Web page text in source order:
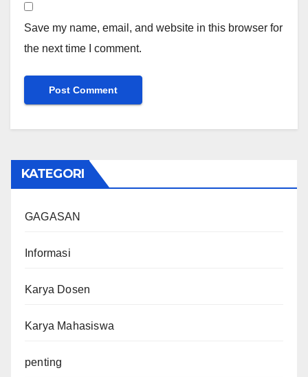
Save my name, email, and website in this browser for
the next time I comment.
KATEGORI
GAGASAN
Informasi
Karya Dosen
Karya Mahasiswa
penting